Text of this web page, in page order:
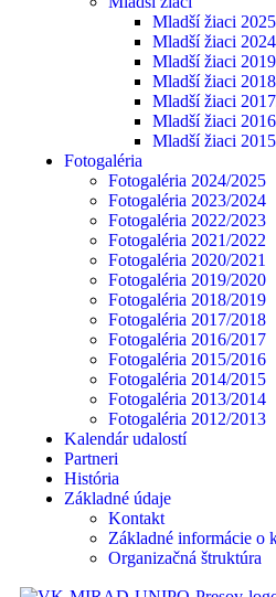
Mladší žiaci
Mladší žiaci
Mladší žiaci
Mladší žiaci
Mladší žiaci
Mladší žiaci
Mladší žiaci
Fotogaléria
Fotogaléria 2024/2025
Fotogaléria 2023/2024
Fotogaléria 2022/2023
Fotogaléria 2021/2022
Fotogaléria 2020/2021
Fotogaléria 2019/2020
Fotogaléria 2018/2019
Fotogaléria 2017/2018
Fotogaléria 2016/2017
Fotogaléria 2015/2016
Fotogaléria 2014/2015
Fotogaléria 2013/2014
Fotogaléria 2012/2013
Kalendár udalostí
Partneri
História
Základné údaje
Kontakt
Základné informácie o
Organizačná štruktúra